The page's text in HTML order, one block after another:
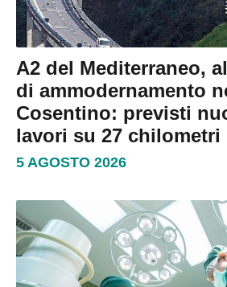
A2 del Mediterraneo,
di ammodernamento
Cosentino: previsti
lavori su 27 chilometri
5 AGOSTO 2026